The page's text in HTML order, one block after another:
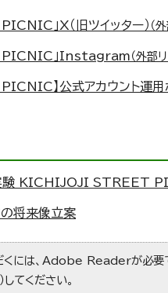
」X（旧ツイッター） （
PICNIC」Instagram（外部
】公式アカウント運用
験 KICHIJOJI STREET
の将来像立案
くには、Adobe Readerが必要
してください。